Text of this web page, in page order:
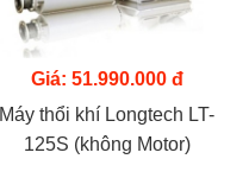
Giá: 51.990.000 đ
Máy thổi khí Longtech LT-
125S (không Motor)